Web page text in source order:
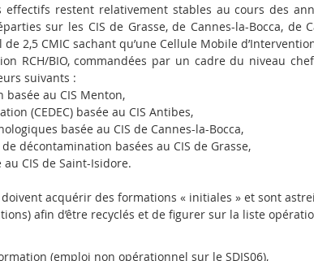
effectifs restent relativement stables au cours des
sur les CIS de Grasse, de Cannes-la-Bocca, de
2,5 CMIC sachant qu’une Cellule Mobile
RCH/BIO, commandées par un cadre du niveau
suivants :
au CIS Menton,
(CEDEC) basée au CIS Antibes,
basée au CIS de Cannes-la-Bocca,
décontamination basées au CIS de Grasse,
CIS de Saint-Isidore.
doivent acquérir des formations « initiales » et sont
afin d’être recyclés et de figurer sur la liste
(emploi non opérationnel sur le SDIS06),